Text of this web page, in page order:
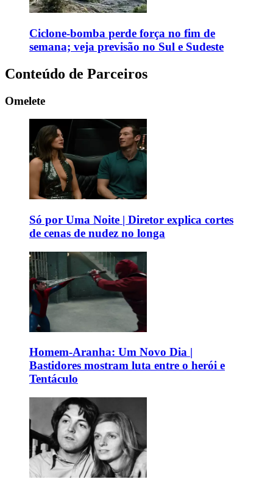
Ciclone-bomba perde força no fim de
semana; veja previsão no Sul e Sudeste
Conteúdo de Parceiros
Omelete
Só por Uma Noite | Diretor explica cortes
de cenas de nudez no longa
Homem-Aranha: Um Novo Dia |
Bastidores mostram luta entre o herói e
Tentáculo